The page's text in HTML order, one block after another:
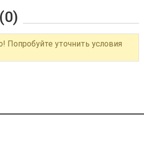
(0)
Попробуйте уточнить условия